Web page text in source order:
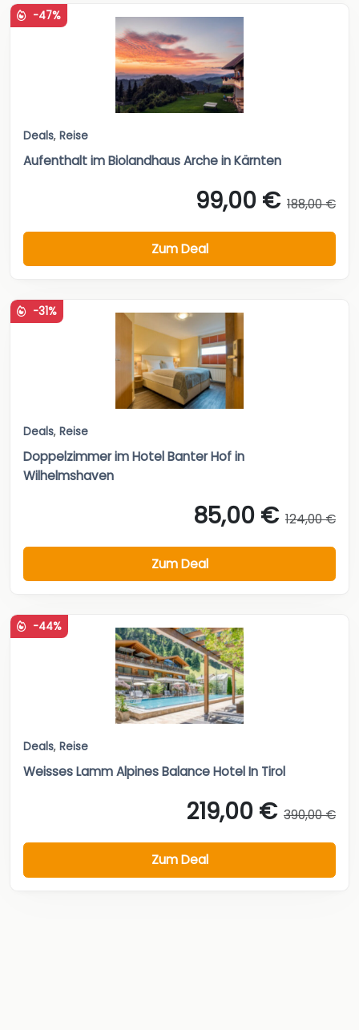
-47%
Deals, Reise
Aufenthalt im Biolandhaus Arche in Kärnten
99,00 € 188,00 €
Zum Deal
-31%
Deals, Reise
Doppelzimmer im Hotel Banter Hof in
Wilhelmshaven
85,00 € 124,00 €
Zum Deal
-44%
Deals, Reise
Weisses Lamm Alpines Balance Hotel In Tirol
219,00 € 390,00 €
Zum Deal